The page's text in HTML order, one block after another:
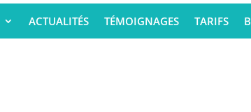
ACTUALITÉS TÉMOIGNAGES TARIFS